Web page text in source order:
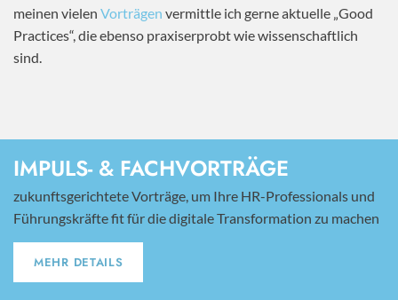
meinen vielen Vorträgen vermittle ich gerne aktuelle „Good
Practices“, die ebenso praxiserprobt wie wissenschaftlich
sind.
IMPULS- & FACHVORTRÄGE
zukunftsgerichtete Vorträge, um Ihre HR-Professionals und
Führungskräfte fit für die digitale Transformation zu machen
MEHR DETAILS